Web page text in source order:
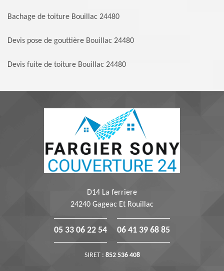
Bachage de toiture Bouillac 24480
Devis pose de gouttière Bouillac 24480
Devis fuite de toiture Bouillac 24480
D14 La ferriere
24240 Gageac Et Rouillac
05 33 06 22 54 06 41 39 68 85
SIRET : 852 536 408